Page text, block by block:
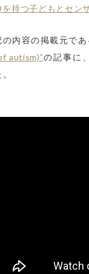
を持つ子どもとセン
の内容の掲載元であ
autism)”の記事に、